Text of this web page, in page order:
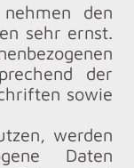
den
sehr ernst.
der
sowie
werden
Daten